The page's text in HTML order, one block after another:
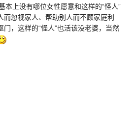
本上没有哪位女性愿意和这样的“怪人”
忽视家人、帮助别人而不顾家庭利
，这样的“怪人”也活该没老婆，当然